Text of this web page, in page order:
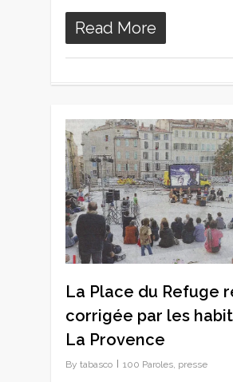
Read More
La Place du Refuge
corrigée par les
La Provence
By tabasco 100 Paroles, presse
0